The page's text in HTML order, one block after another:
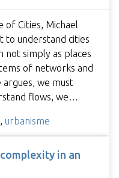
of Cities, Michael
to understand cities
not simply as places
of networks and
argues, we must
flows, we…
, urbanisme
in an